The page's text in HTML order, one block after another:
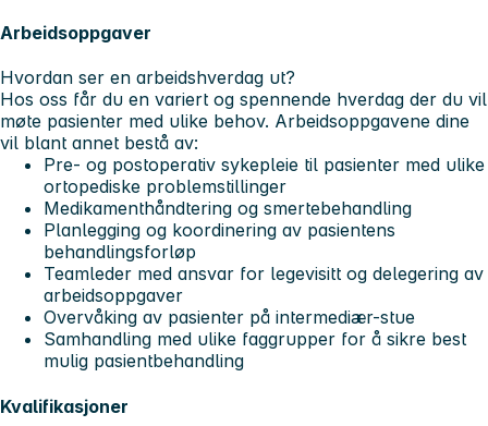
Arbeidsoppgaver
Hvordan ser en arbeidshverdag ut?
Hos oss får du en variert og spennende hverdag der du vil
møte pasienter med ulike behov. Arbeidsoppgavene dine
vil blant annet bestå av:
Pre- og postoperativ sykepleie til pasienter med ulike
ortopediske problemstillinger
Medikamenthåndtering og smertebehandling
Planlegging og koordinering av pasientens
behandlingsforløp
Teamleder med ansvar for legevisitt og delegering av
arbeidsoppgaver
Overvåking av pasienter på intermediær-stue
Samhandling med ulike faggrupper for å sikre best
mulig pasientbehandling
Kvalifikasjoner